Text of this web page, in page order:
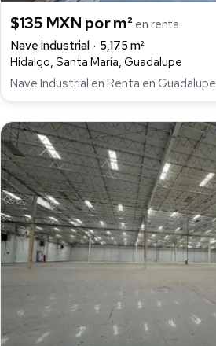
$135 MXN por m² en renta
Nave industrial
5,175 m²
Hidalgo, Santa María, Guadalupe
Nave Industrial en Renta en Guadalupe